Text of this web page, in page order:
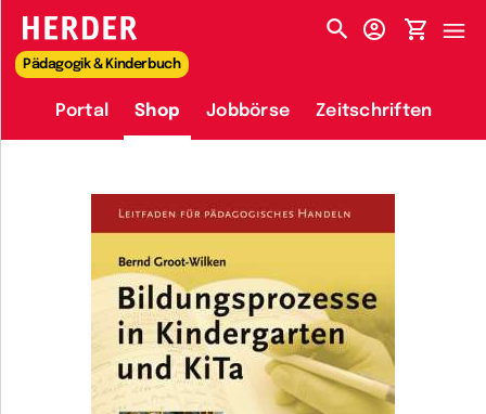
HERDER-MENÜ
Pädagogik & Kinderbuch
Portal Shop Jobbörse Zeitschriften